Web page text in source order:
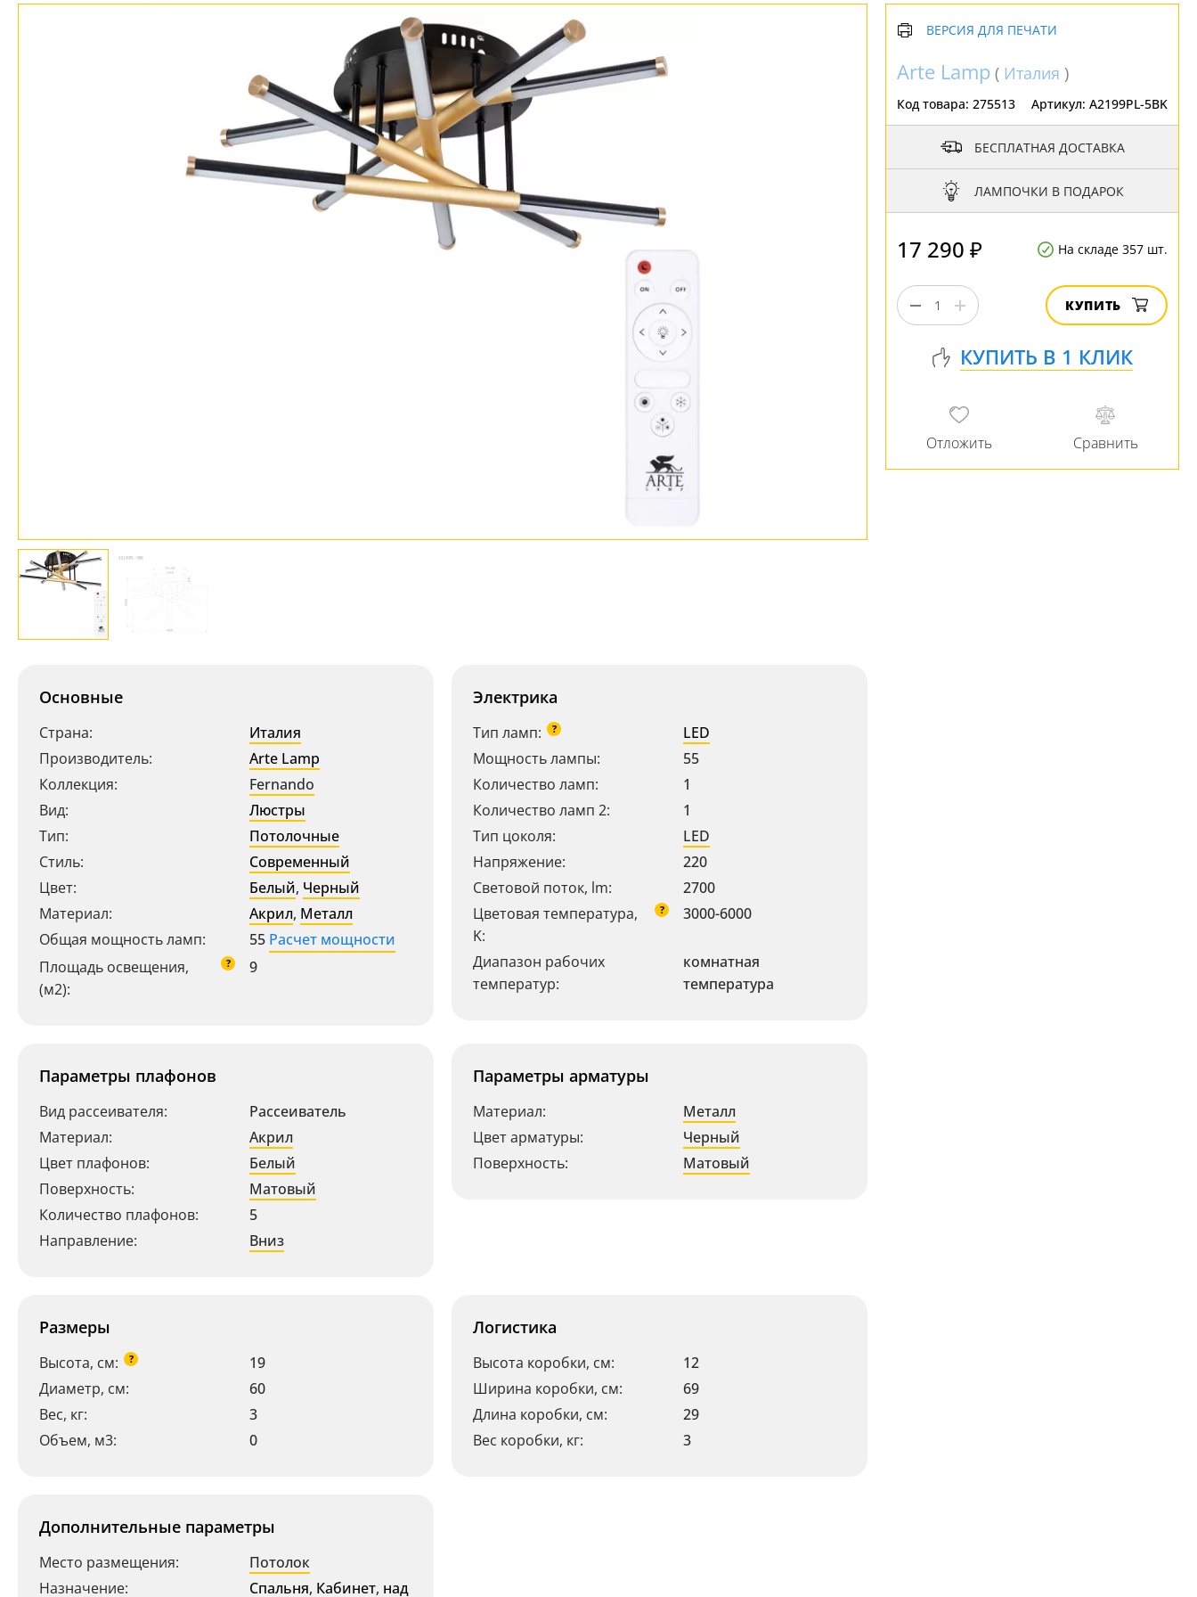
Золото
Прозрачные
Хром
Черные
Основные
Страна:
Италия
Производитель:
Arte Lamp
Коллекция:
Fernando
Вид:
Люстры
Тип:
Потолочные
Стиль:
Современный
Цвет:
Белый, Черный
Материал:
Акрил, Металл
Общая мощность ламп:
55 Расчет мощности
Площадь освещения,
(м2):
? 9
Электрика
Тип ламп: ?
LED
Мощность лампы:
55
Количество ламп:
1
Количество ламп 2:
1
Тип цоколя:
LED
Напряжение:
220
Световой поток, lm:
2700
Цветовая температура,
K:
? 3000-6000
Диапазон рабочих
температур:
комнатная
температура
Параметры плафонов
Вид рассеивателя:
Рассеиватель
Материал:
Акрил
Цвет плафонов:
Белый
Поверхность:
Матовый
Количество плафонов:
5
Направление:
Вниз
Параметры арматуры
Материал:
Металл
Цвет арматуры:
Черный
Поверхность:
Матовый
Размеры
Высота, см: ?
19
Диаметр, см:
60
Вес, кг:
3
Объем, м3:
0
Логистика
Высота коробки, см:
12
Ширина коробки, см:
69
Длина коробки, см:
29
Вес коробки, кг:
3
Дополнительные параметры
Место размещения:
Потолок
Назначение:
Спальня, Кабинет, над
ВЕРСИЯ ДЛЯ ПЕЧАТИ
Arte Lamp ( Италия )
Код товара: 275513 Артикул: A2199PL-5BK
БЕСПЛАТНАЯ ДОСТАВКА
ЛАМПОЧКИ В ПОДАРОК
17 290 ₽ На складе 357 шт.
КУПИТЬ